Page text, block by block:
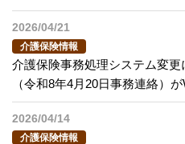
2026/04/21
介護保険情報
介護保険事務処理システム変更
（令和8年4月20日事務連絡）
2026/04/14
介護保険情報